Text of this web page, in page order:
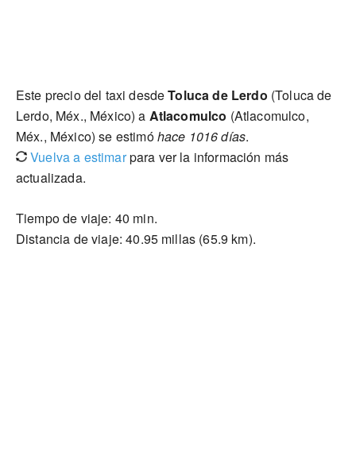
Este precio del taxi desdeToluca de Lerdo (Toluca de
Lerdo, Méx., México) a Atlacomulco (Atlacomulco,
Méx., México) se estimóhace 1016 días.
Vuelva a estimarpara ver la información más
actualizada.
Tiempo de viaje: 40 min.
Distancia de viaje: 40.95 millas (65.9 km).